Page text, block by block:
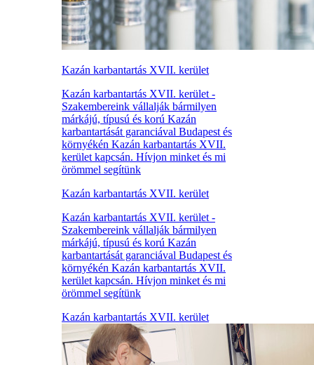
Kazán karbantartás XVII. kerület
Kazán karbantartás XVII. kerület -
Szakembereink vállalják bármilyen
márkájú, típusú és korú Kazán
karbantartását garanciával Budapest és
környékén Kazán karbantartás XVII.
kerület kapcsán. Hívjon minket és mi
örömmel segítünk
Kazán karbantartás XVII. kerület
Kazán karbantartás XVII. kerület -
Szakembereink vállalják bármilyen
márkájú, típusú és korú Kazán
karbantartását garanciával Budapest és
környékén Kazán karbantartás XVII.
kerület kapcsán. Hívjon minket és mi
örömmel segítünk
Kazán karbantartás XVII. kerület